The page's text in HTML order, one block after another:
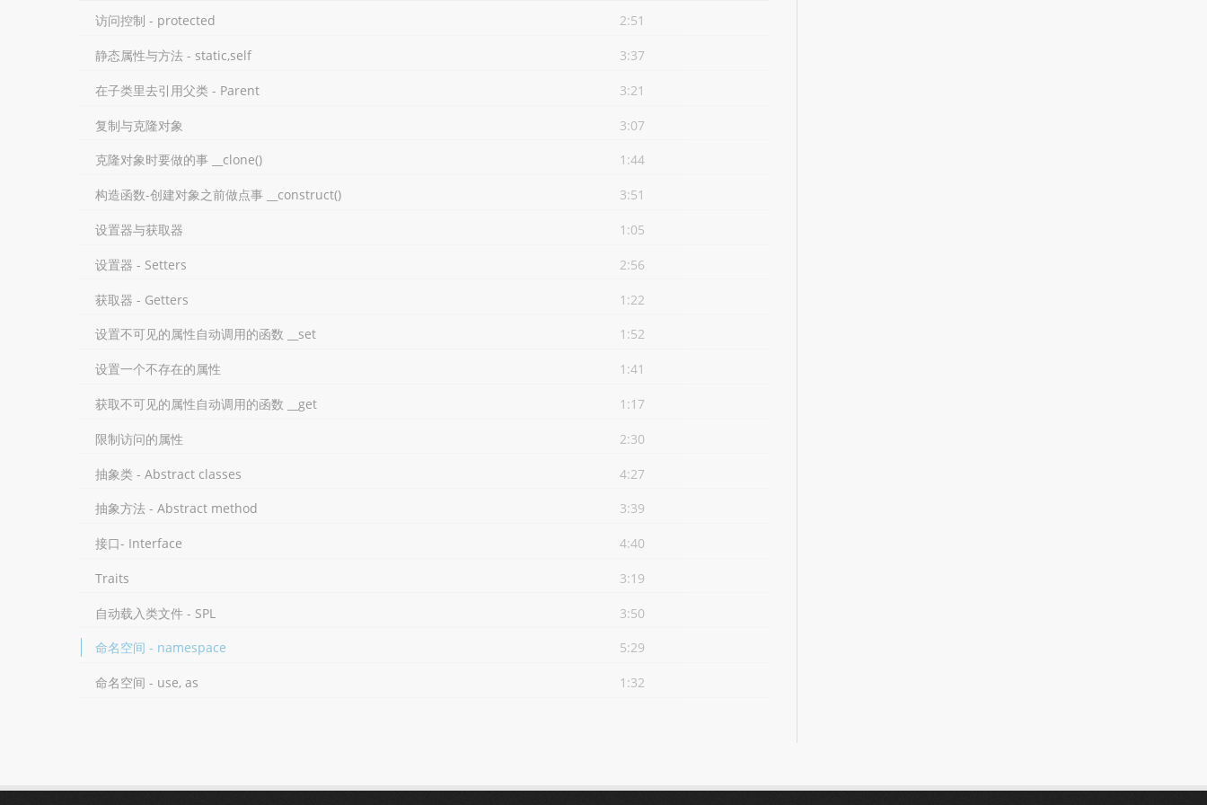
访问控制 - protected 2:51
静态属性与方法 - static,self 3:37
在子类里去引用父类 - Parent 3:21
复制与克隆对象 3:07
克隆对象时要做的事 __clone() 1:44
构造函数-创建对象之前做点事 __construct() 3:51
设置器与获取器 1:05
设置器 - Setters 2:56
获取器 - Getters 1:22
设置不可见的属性自动调用的函数 __set 1:52
设置一个不存在的属性 1:41
获取不可见的属性自动调用的函数 __get 1:17
限制访问的属性 2:30
抽象类 - Abstract classes 4:27
抽象方法 - Abstract method 3:39
接口- Interface 4:40
Traits 3:19
自动载入类文件 - SPL 3:50
命名空间 - namespace 5:29
命名空间 - use, as 1:32